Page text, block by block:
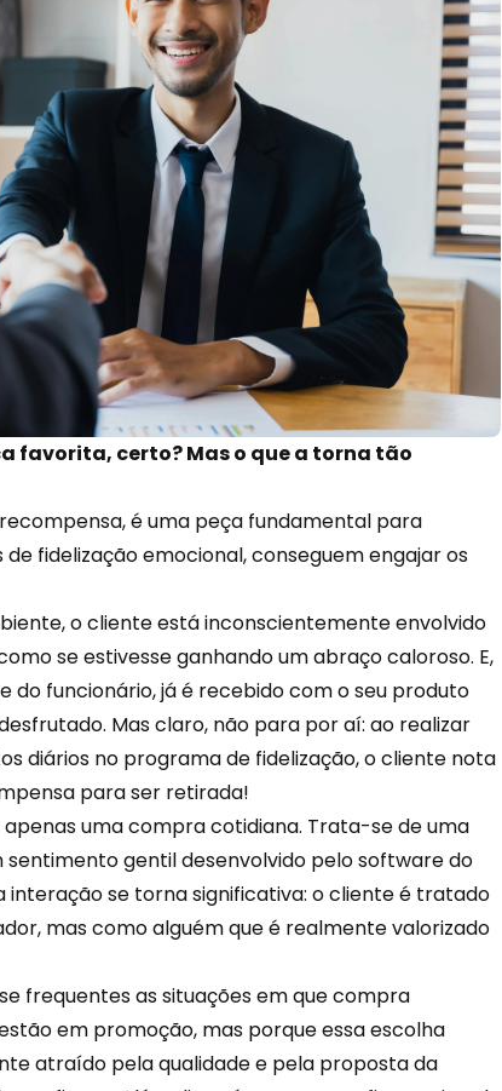
favorita, certo? Mas o que a torna tão
é uma peça fundamental para
de fidelizaçãoemocional, conseguem engajar os
o cliente está inconscientemente envolvido
se estivesse ganhando um abraço caloroso. E,
do funcionário, já é recebido com o seu produto
Mas claro, não para por aí: ao realizar
diários no programa de fidelização, o cliente nota
para ser retirada!
apenas uma compra cotidiana. Trata-se de uma
sentimento gentil desenvolvido pelo software do
interação se torna significativa: o cliente é tratado
mas como alguém que é realmente valorizado
frequentes as situações em que compra
em promoção, mas porque essa escolha
atraído pela qualidade e pela proposta da